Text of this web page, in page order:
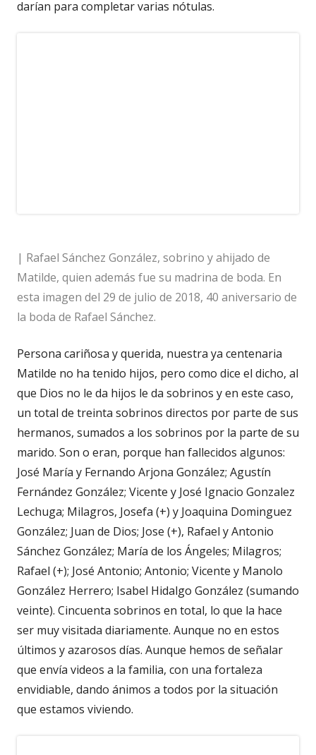
darían para completar varias nótulas.
| Rafael Sánchez González, sobrino y ahijado de
Matilde, quien además fue su madrina de boda. En
esta imagen del 29 de julio de 2018, 40 aniversario de
la boda de Rafael Sánchez.
Persona cariñosa y querida, nuestra ya centenaria
Matilde no ha tenido hijos, pero como dice el dicho, al
que Dios no le da hijos le da sobrinos y en este caso,
un total de treinta sobrinos directos por parte de sus
hermanos, sumados a los sobrinos por la parte de su
marido. Son o eran, porque han fallecidos algunos:
José María y Fernando Arjona González; Agustín
Fernández González; Vicente y José Ignacio Gonzalez
Lechuga; Milagros, Josefa (+) y Joaquina Dominguez
González; Juan de Dios; Jose (+), Rafael y Antonio
Sánchez González; María de los Ángeles; Milagros;
Rafael (+); José Antonio; Antonio; Vicente y Manolo
González Herrero; Isabel Hidalgo González (sumando
veinte). Cincuenta sobrinos en total, lo que la hace
ser muy visitada diariamente. Aunque no en estos
últimos y azarosos días. Aunque hemos de señalar
que envía videos a la familia, con una fortaleza
envidiable, dando ánimos a todos por la situación
que estamos viviendo.